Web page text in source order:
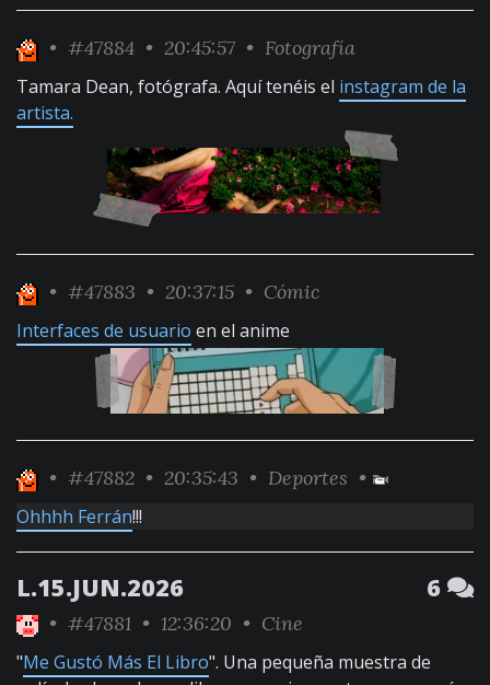
• #47884 • 20:45:57 • Fotografía
Tamara Dean, fotógrafa. Aquí tenéis el instagram de la
artista.
• #47883 • 20:37:15 • Cómic
Interfaces de usuario en el anime
• #47882 • 20:35:43 • Deportes •
Ohhhh Ferrán!!!
L.15.JUN.2026 6
• #47881 • 12:36:20 • Cine
"Me Gustó Más El Libro". Una pequeña muestra de